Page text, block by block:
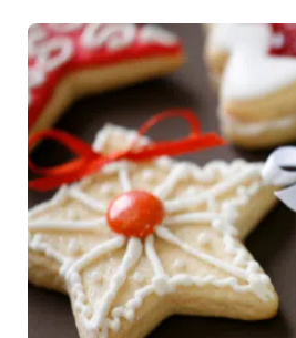
CUPCAKES
GALLETAS
DECORADAS
NAVIDEÑAS:
IDEAS
SORPRENDENTES